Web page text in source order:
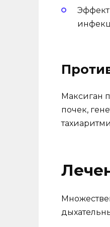
Максиган
почек,